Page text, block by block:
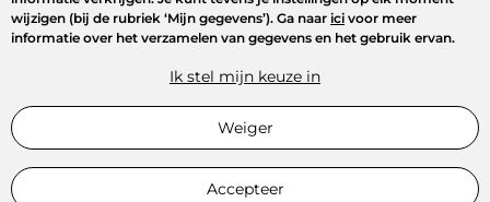
wijzigen (bij de rubriek ‘Mijn gegevens’). Ga naar ici voor meer
informatie over het verzamelen van gegevens en het gebruik ervan.
Ik stel mijn keuze in
Weiger
Accepteer